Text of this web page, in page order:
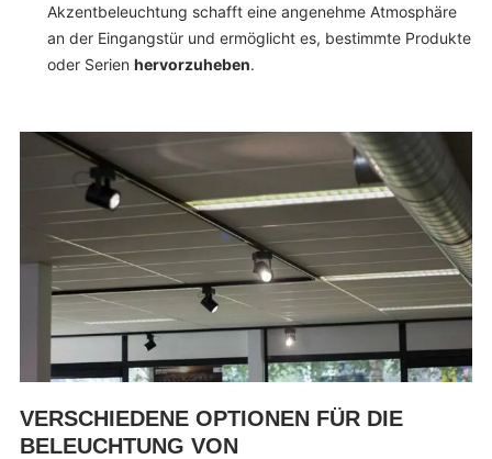
Akzentbeleuchtung schafft eine angenehme Atmosphäre
an der Eingangstür und ermöglicht es, bestimmte Produkte
oder Serien hervorzuheben.
VERSCHIEDENE OPTIONEN FÜR DIE
BELEUCHTUNG VON